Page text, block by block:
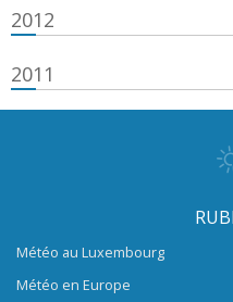
2012
2011
Météo au Luxembourg
Météo en Europe